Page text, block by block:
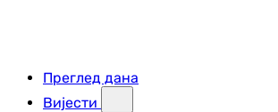
Преглед дана
Вијести